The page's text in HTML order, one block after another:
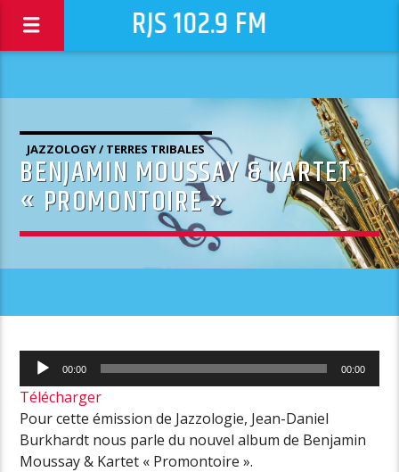
RJS 102.9 FM
JAZZOLOGY / TERRES TRIBALES
BENJAMIN MOUSSAY & KARTET
« PROMONTOIRE »
Lecteur
audio
00:00 00:00
Télécharger
Pour cette émission de Jazzologie, Jean-Daniel
Burkhardt nous parle du nouvel album de Benjamin
Moussay & Kartet « Promontoire ».